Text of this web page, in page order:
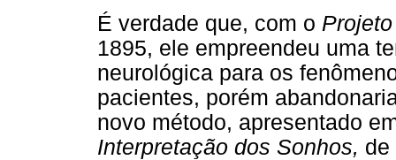
É verdade que, com o
1895, ele empreendeu uma
neurológica para os
pacientes, porém
novo método, apresentado
Interpretação dos Sonhos, de